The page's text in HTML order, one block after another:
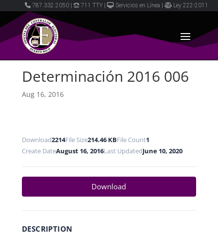
787.332.2050 711 TTY Servicios en Línea Ley 222-2011
Determinación 2016 006
Aug 16, 2016
Download2214File Size214.46 KBFile Count1
Create DateAugust 16, 2016Last UpdatedJune 10, 2020
Download
DESCRIPTION